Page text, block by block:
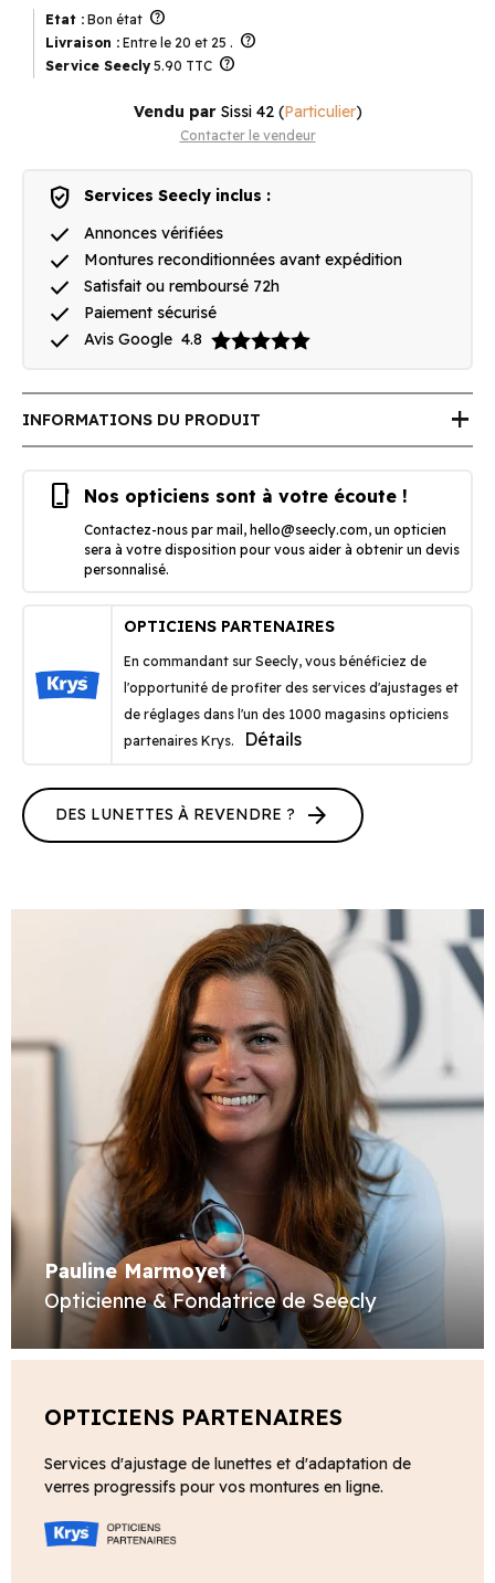
Etat : Bon état help
Livraison : Entre le 20 et 25 . help
Service Seecly 5.90 TTC help
Vendu par Sissi 42(Particulier)
Contacter le vendeur
verified_user Services Seecly inclus :
done Annonces vérifiées
done Montures reconditionnées avant expédition
done Satisfait ou remboursé 72h
done Paiement sécurisé
done Avis Google 4.8
INFORMATIONS DU PRODUIT add
phone_iphone Nos opticiens sont à votre écoute !
Contactez-nous par mail, hello@seecly.com, un opticien
sera à votre disposition pour vous aider à obtenir un devis
personnalisé.
OPTICIENS PARTENAIRES
En commandant sur Seecly, vous bénéficiez de
l'opportunité de profiter des services d'ajustages et
de réglages dans l'un des 1000 magasins opticiens
partenaires Krys.
Détails
DES LUNETTES À REVENDRE ? arrow_forward
Pauline Marmoyet
Opticienne & Fondatrice de Seecly
OPTICIENS PARTENAIRES
Services d'ajustage de lunettes et d'adaptation de
verres progressifs pour vos montures en ligne.